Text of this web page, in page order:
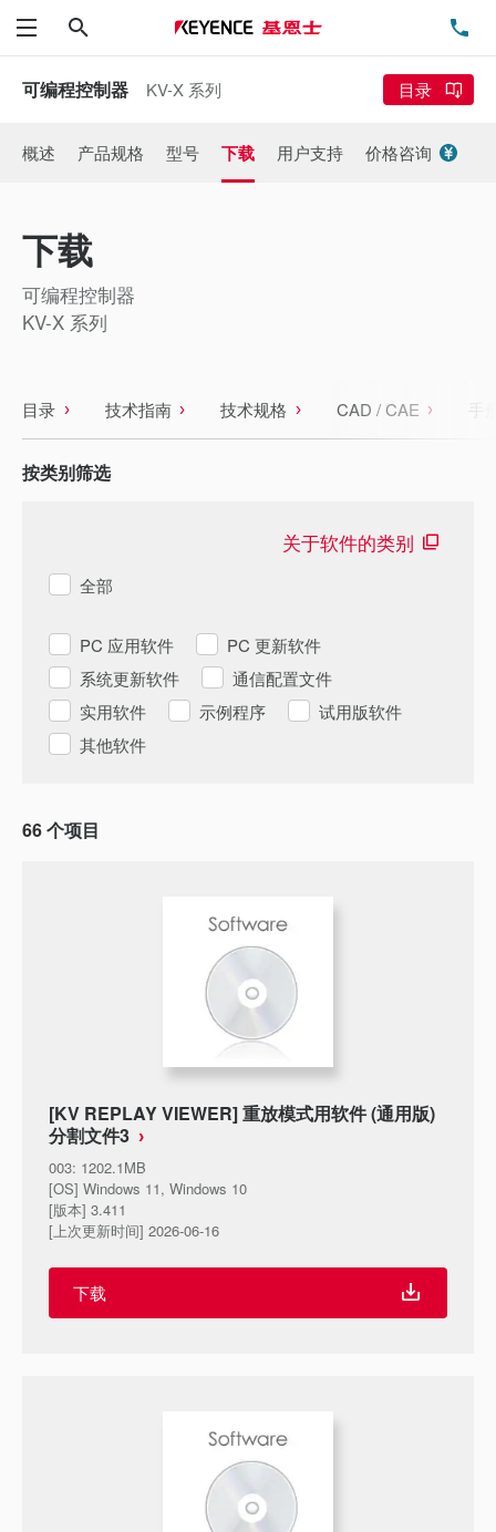
菜单
可编程控制器 KV-X 系列 目录
概述 产品规格 型号 下载 用户支持 价格咨询
下载
可编程控制器
KV-X 系列
目录 技术指南 技术规格 CAD / CAE 手
按类别筛选
关于软件的类别
全部
PC 应用软件
PC 更新软件
系统更新软件
通信配置文件
实用软件
示例程序
试用版软件
其他软件
66个项目
[KV REPLAY VIEWER] 重放模式用软件 (通用版)
分割文件3
003: 1202.1MB
[OS] Windows 11, Windows 10
[版本] 3.411
[上次更新时间] 2026-06-16
下载